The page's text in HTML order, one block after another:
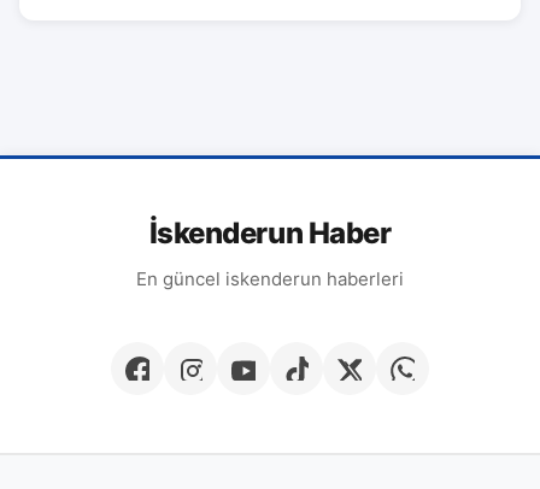
İskenderun Haber
En güncel iskenderun haberleri